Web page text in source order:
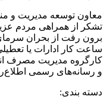
معاون توسعه مدیریت و
تشکر از همراهی مردم
برون رفت از بحران
ساعت کار ادارات یا
کارگروه مدیریت مصرف
و رسانه‌های رسمی
دسته بندی: